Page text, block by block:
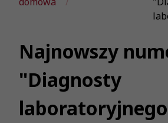
Najnowszy
"Diagnosty